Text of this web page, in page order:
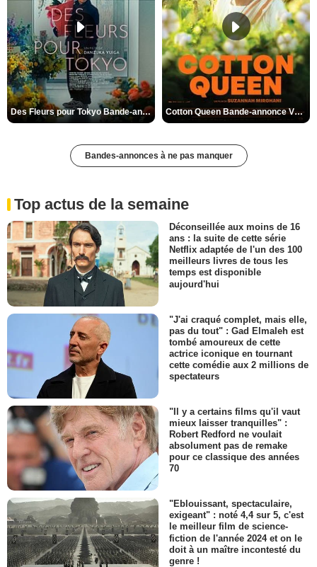
Des Fleurs pour Tokyo Bande-annonce VO STFR Cotton Queen Bande-annonce VO STFR
Bandes-annonces à ne pas manquer
Top actus de la semaine
Déconseillée aux moins de 16
ans : la suite de cette série
Netflix adaptée de l'un des 100
meilleurs livres de tous les
temps est disponible
aujourd'hui
"J'ai craqué complet, mais elle,
pas du tout" : Gad Elmaleh est
tombé amoureux de cette
actrice iconique en tournant
cette comédie aux 2 millions de
spectateurs
"Il y a certains films qu'il vaut
mieux laisser tranquilles" :
Robert Redford ne voulait
absolument pas de remake
pour ce classique des années
70
"Eblouissant, spectaculaire,
exigeant" : noté 4,4 sur 5, c'est
le meilleur film de science-
fiction de l'année 2024 et on le
doit à un maître incontesté du
genre !